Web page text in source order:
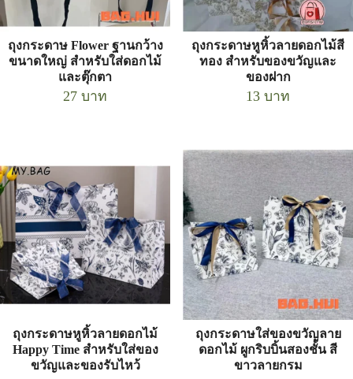
ถุงกระดาษ Flower ฐานกว้าง
ขนาดใหญ่ สำหรับใส่ดอกไม้
และตุ๊กตา
27 บาท
ถุงกระดาษหูหิ้วลายดอกไม้สี
ทอง สำหรับของขวัญและ
ของฝาก
13 บาท
ถุงกระดาษหูหิ้วลายดอกไม้
Happy Time สำหรับใส่ของ
ขวัญและของรับไหว้
ถุงกระดาษใส่ของขวัญลาย
ดอกไม้ ผูกริบบิ้นสองชั้น สี
ขาวลายกรม